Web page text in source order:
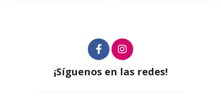
¡Síguenos en las redes!